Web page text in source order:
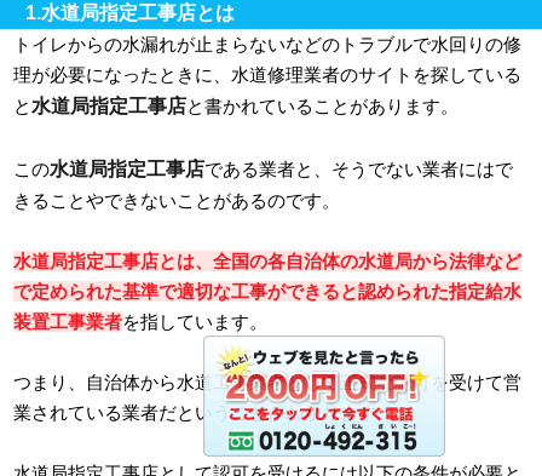
1.水道局指定工事店とは
トイレからの水漏れが止まらないなどのトラブルで水回りの修
理が必要になったときに、水道修理業者のサイトを探している
と 水道局指定工事店と書かれていることがあります。
この水道局指定工事店である業者と、そうでない業者にはで
きることやできないことがあるのです。
水道局指定工事店とは、全国の各自治体の水道局から法律など
で定められた基準で適切な工事ができると認められた指定給水
装置工事業者を指しています。
つまり、自治体から水道工事業者として正式な認可を受けて営
業されている業者だということがわかります。